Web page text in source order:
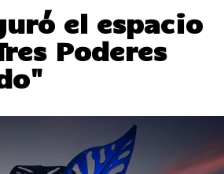
el espacio
Poderes